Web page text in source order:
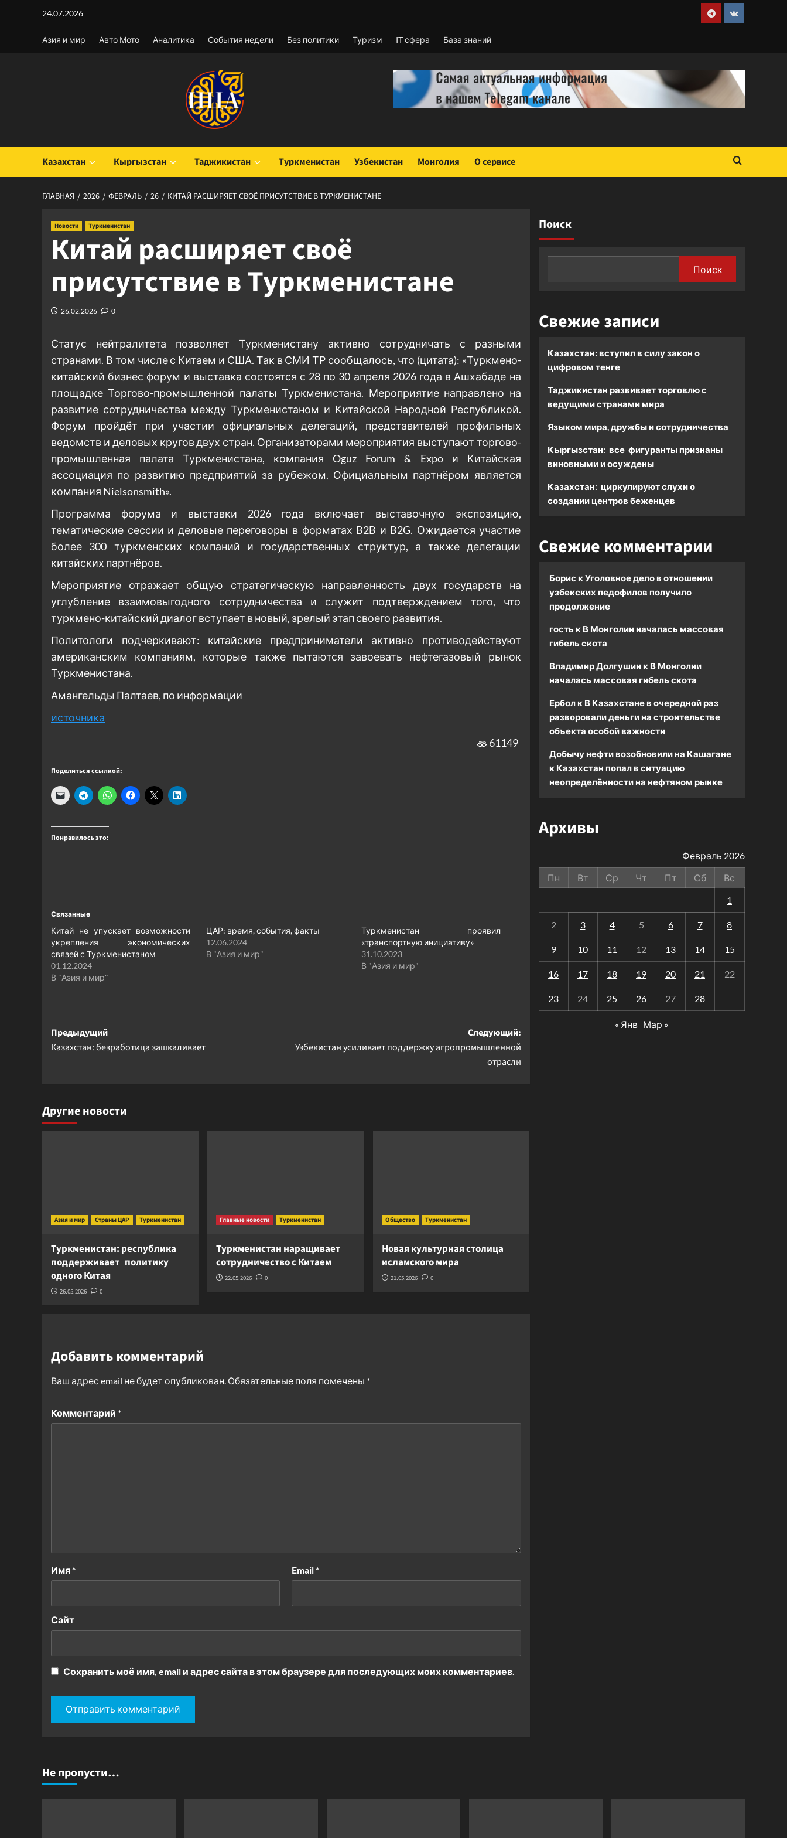
содержимому
24.07.2026
Азия и мир Авто Мото Аналитика События недели Без политики Туризм IT сфера База знаний
Telegram
VK
Казахстан Кыргызстан Таджикистан Туркменистан Узбекистан Монголия О сервисе
ГЛАВНАЯ 2026 ФЕВРАЛЬ 26 КИТАЙ РАСШИРЯЕТ СВОЁ ПРИСУТСТВИЕ В ТУРКМЕНИСТАНЕ
Новости Туркменистан
Китай расширяет своё
присутствие в Туркменистане
26.02.2026 0
Статус нейтралитета позволяет Туркменистану активно сотрудничать с разными
странами. В том числе с Китаем и США. Так в СМИ ТР сообщалось, что (цитата): «Туркмено-
китайский бизнес форум и выставка состоятся с 28 по 30 апреля 2026 года в Ашхабаде на
площадке Торгово-промышленной палаты Туркменистана. Мероприятие направлено на
развитие сотрудничества между Туркменистаном и Китайской Народной Республикой.
Форум пройдёт при участии официальных делегаций, представителей профильных
ведомств и деловых кругов двух стран. Организаторами мероприятия выступают торгово-
промышленная палата Туркменистана, компания Oguz Forum & Expo и Китайская
ассоциация по развитию предприятий за рубежом. Официальным партнёром является
компания Nielsonsmith».
Программа форума и выставки 2026 года включает выставочную экспозицию,
тематические сессии и деловые переговоры в форматах B2B и B2G. Ожидается участие
более 300 туркменских компаний и государственных структур, а также делегации
китайских партнёров.
Мероприятие отражает общую стратегическую направленность двух государств на
углубление взаимовыгодного сотрудничества и служит подтверждением того, что
туркмено-китайский диалог вступает в новый, зрелый этап своего развития.
Политологи подчеркивают: китайские предприниматели активно противодействуют
американским компаниям, которые также пытаются завоевать нефтегазовый рынок
Туркменистана.
Амангельды Палтаев, по информации
источника
61149
Поделиться ссылкой:
Понравилось это:
Связанные
Китай не упускает возможности
укрепления экономических
связей с Туркменистаном
01.12.2024
В "Азия и мир"
ЦАР: время, события, факты
12.06.2024
В "Азия и мир"
Туркменистан проявил
«транспортную инициативу»
31.10.2023
В "Азия и мир"
Навигация
записи
Предыдущий
Казахстан: безработица зашкаливает
Следующий:
Узбекистан усиливает поддержку агропромышленной
отрасли
Другие новости
Азия и мир Страны ЦАР Туркменистан
Туркменистан: республика
поддерживает политику
одного Китая
26.05.2026 0
Главные новости Туркменистан
Туркменистан наращивает
сотрудничество с Китаем
22.05.2026 0
Общество Туркменистан
Новая культурная столица
исламского мира
21.05.2026 0
Добавить комментарий
Ваш адрес email не будет опубликован. Обязательные поля помечены *
Комментарий *
Имя* Email*
Сайт
Сохранить моё имя, email и адрес сайта в этом браузере для последующих моих комментариев.
Поиск
Поиск
Свежие записи
Казахстан: вступил в силу закон о
цифровом тенге
Таджикистан развивает торговлю с
ведущими странами мира
Языком мира, дружбы и сотрудничества
Кыргызстан: все фигуранты признаны
виновными и осуждены
Казахстан: циркулируют слухи о
создании центров беженцев
Свежие комментарии
БорискУголовное дело в отношении
узбекских педофилов получило
продолжение
гостьк В Монголии началась массовая
гибель скота
Владимир Долгушин к В Монголии
началась массовая гибель скота
Ерболк В Казахстане в очередной раз
разворовали деньги на строительстве
объекта особой важности
Добычу нефти возобновили на Кашагане
к Казахстан попал в ситуацию
неопределённости на нефтяном рынке
Архивы
Февраль 2026
Пн
Вт Ср Чт Пт Сб
Вс
1
2 3 4 5 6 7 8
9 10 11 12 13 14 15
16 17 18 19 20 21 22
23 24 25 26 27 28
« Янв Мар »
Не пропусти…